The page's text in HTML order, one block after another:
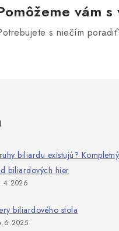
vám
s niečím
biliardu existujú? Kompletný
biliardových hier
biliardového stola